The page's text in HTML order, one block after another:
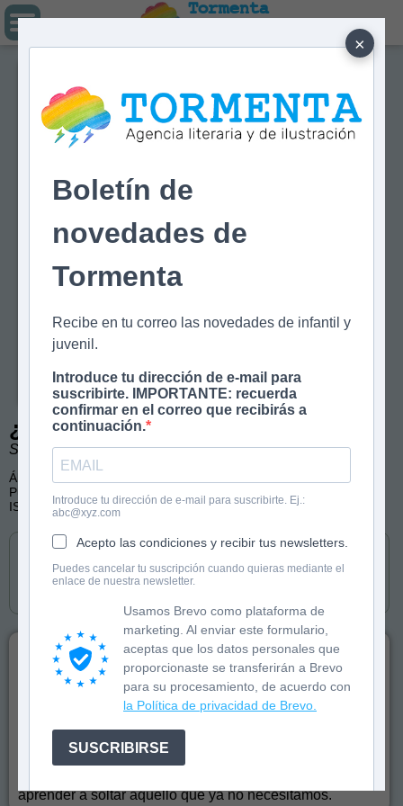
×
Boletín de
novedades de
Tormenta
Recibe en tu correo las novedades de infantil y
juvenil.
Introduce tu dirección de e-mail para
suscribirte. IMPORTANTE: recuerda
confirmar en el correo que recibirás a
continuación.
Introduce tu dirección de e-mail para suscribirte. Ej.:
abc@xyz.com
Acepto las condiciones y recibir tus newsletters.
Puedes cancelar tu suscripción cuando quieras mediante el
enlace de nuestra newsletter.
Usamos Brevo como plataforma de
marketing. Al enviar este formulario,
aceptas que los datos personales que
proporcionaste se transferirán a Brevo
para su procesamiento, de acuerdo con
la Política de privacidad de Brevo.
SUSCRIBIRSE
Tormenta
¿Qué le pasa a la luna?
Sara Nicolás y Óscar Rull. Ilustraciones de Laia Carrera.
Álbum ilustrado
Publicado por Diego Pun Ediciones
ISBN: 9791399157864
Eloy es un pequeño dinosaurio que todavía guarda un
trocito de su cascarón. Le encanta porque le hace
sentirse seguro, como cuando era un huevo. Cada
noche observa la luna, brillante y redonda… hasta que
un día desaparece. Decidido a encontrarla, Eloy
emprende una aventura que lo llevará más allá de las
montañas y las estrellas. Cuando por fin la encuentra,
descubre que la luna ha perdido algo muy importante.
aprender a soltar aquello que ya no necesitamos.